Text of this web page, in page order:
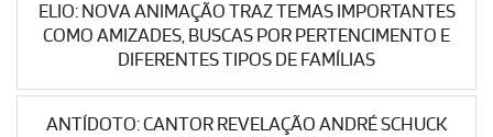
ELIO: NOVA ANIMAÇÃO TRAZ TEMAS IMPORTANTES
COMO AMIZADES, BUSCAS POR PERTENCIMENTO E
DIFERENTES TIPOS DE FAMÍLIAS
ANTÍDOTO: CANTOR REVELAÇÃO ANDRÉ SCHUCK